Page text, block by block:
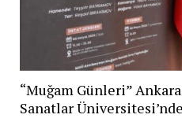
“Muğam Günleri”
Sanatlar